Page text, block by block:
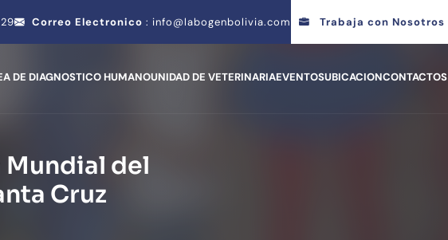
Correo Electronico : info@labogenbolivia.com Trabaja con Nosotros
DE DIAGNOSTICO HUMANOUNIDAD DE VETERINARIAEVENTOSUBICACIONCONTACTOS
Mundial del
Cruz